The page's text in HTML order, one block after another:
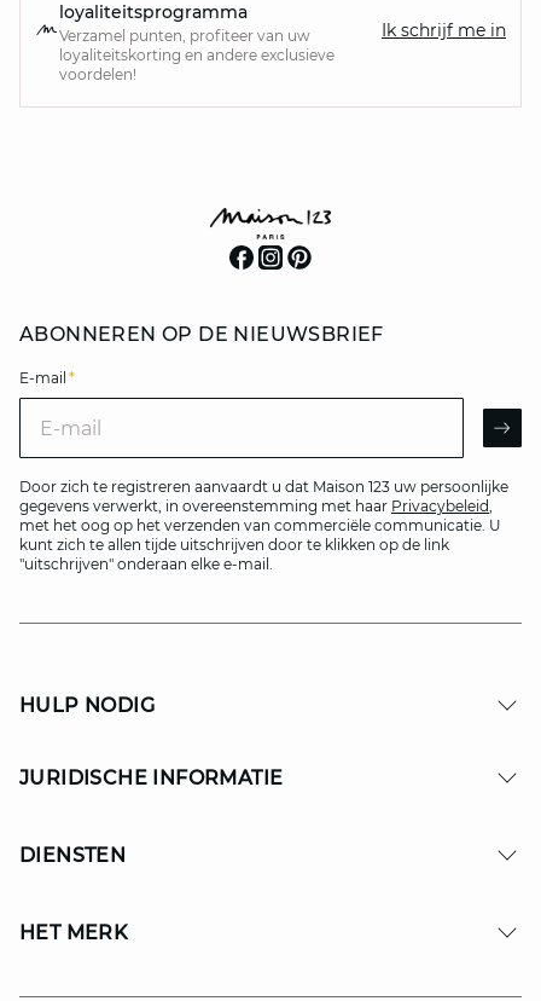
loyaliteitsprogramma
Verzamel punten, profiteer van uw
loyaliteitskorting en andere exclusieve
voordelen!
Ik schrijf me in
ABONNEREN OP DE NIEUWSBRIEF
E-mail *
Door zich te registreren aanvaardt u dat Maison 123 uw persoonlijke
gegevens verwerkt, in overeenstemming met haar Privacybeleid,
met het oog op het verzenden van commerciële communicatie. U
kunt zich te allen tijde uitschrijven door te klikken op de link
"uitschrijven" onderaan elke e-mail.
HULP NODIG
JURIDISCHE INFORMATIE
DIENSTEN
HET MERK